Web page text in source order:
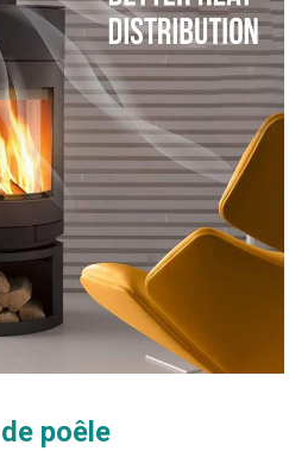
poêle